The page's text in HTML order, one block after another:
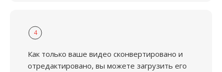
4
Как только ваше видео сконвертировано и
отредактировано, вы можете загрузить его